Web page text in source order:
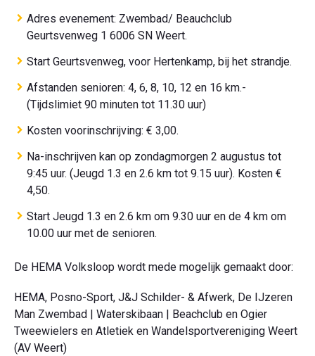
Adres evenement: Zwembad/ Beauchclub
Geurtsvenweg 1 6006 SN Weert.
Start Geurtsvenweg, voor Hertenkamp, bij het strandje.
Afstanden senioren: 4, 6, 8, 10, 12 en 16 km.-
(Tijdslimiet 90 minuten tot 11.30 uur)
Kosten voorinschrijving: € 3,00.
Na-inschrijven kan op zondagmorgen 2 augustus tot
9:45 uur. (Jeugd 1.3 en 2.6 km tot 9.15 uur). Kosten €
4,50.
Start Jeugd 1.3 en 2.6 km om 9.30 uur en de 4 km om
10.00 uur met de senioren.
De HEMA Volksloop wordt mede mogelijk gemaakt door:
HEMA, Posno-Sport, J&J Schilder- & Afwerk, De IJzeren
Man Zwembad | Waterskibaan | Beachclub en Ogier
Tweewielers en Atletiek en Wandelsportvereniging Weert
(AV Weert)